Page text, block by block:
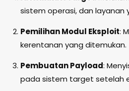
sistem operasi, dan
Pemilihan Modul Eksploit:
kerentanan yang ditemukan.
Pembuatan Payload:
pada sistem target setelah